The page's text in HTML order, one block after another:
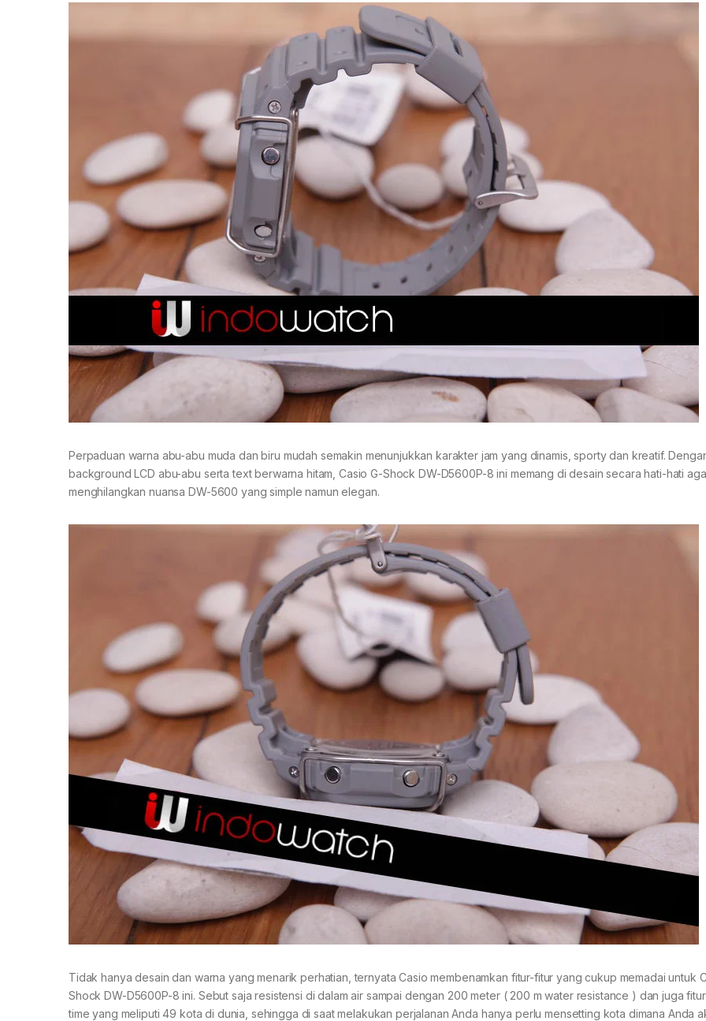
Perpaduan warna abu-abu muda dan biru mudah semakin menunjukkan karakter jam yang dinamis, sporty dan kreatif.
background LCD abu-abu serta text berwarna hitam, Casio G-Shock DW-D5600P-8 ini memang di desain secara hati-hati
menghilangkan nuansa DW-5600 yang simple namun elegan.
Tidak hanya desain dan warna yang menarik perhatian, ternyata Casio membenamkan fitur-fitur yang cukup memadai untuk
Shock DW-D5600P-8 ini. Sebut saja resistensi di dalam air sampai dengan 200 meter ( 200 m water resistance ) dan juga
time yang meliputi 49 kota di dunia, sehingga di saat melakukan perjalanan Anda hanya perlu mensetting kota dimana Anda